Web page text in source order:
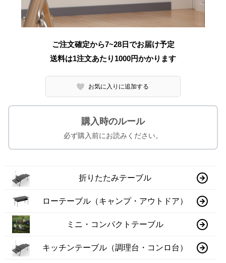
ご注文確定から7~28日でお届け予定
送料は1注文あたり 1000円かかります
お気に入りに追加する
購入時のルール
必ず購入前にお読みください。
折りたたみテーブル
ローテーブル（キャンプ・アウトドア）
ミニ・コンパクトテーブル
キッチンテーブル（調理台・コンロ台）